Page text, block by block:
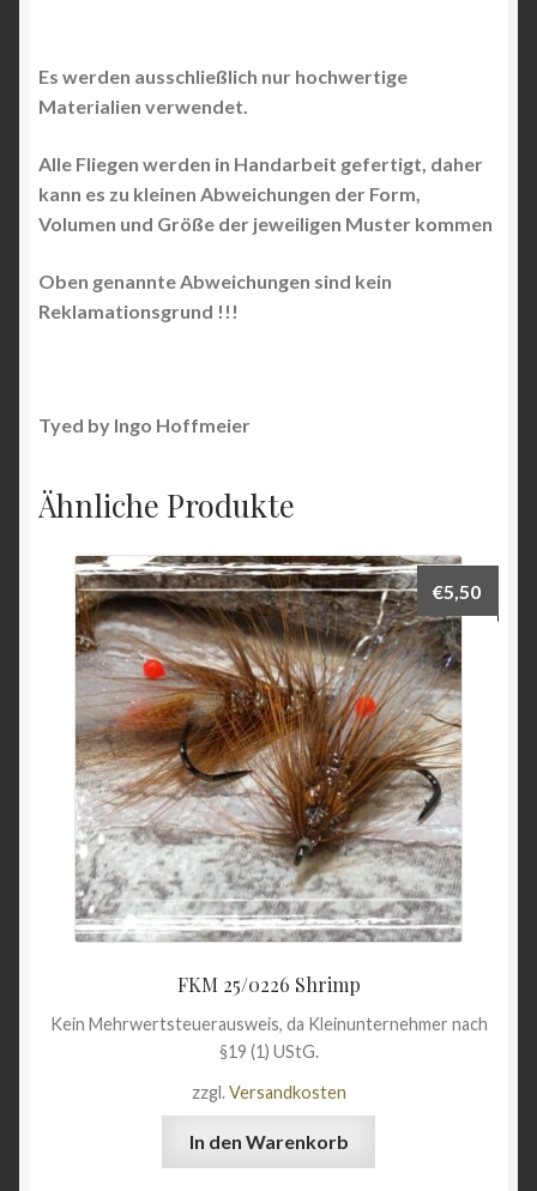
Es werden ausschließlich nur hochwertige
Materialien verwendet.
Alle Fliegen werden in Handarbeit gefertigt, daher
kann es zu kleinen Abweichungen der Form,
Volumen und Größe der jeweiligen Muster kommen
Oben genannte Abweichungen sind kein
Reklamationsgrund !!!
Tyed by Ingo Hoffmeier
Ähnliche Produkte
FKM 25/0226 Shrimp
€5,50
Kein Mehrwertsteuerausweis, da Kleinunternehmer nach
§19 (1) UStG.
zzgl.Versandkosten
In den Warenkorb